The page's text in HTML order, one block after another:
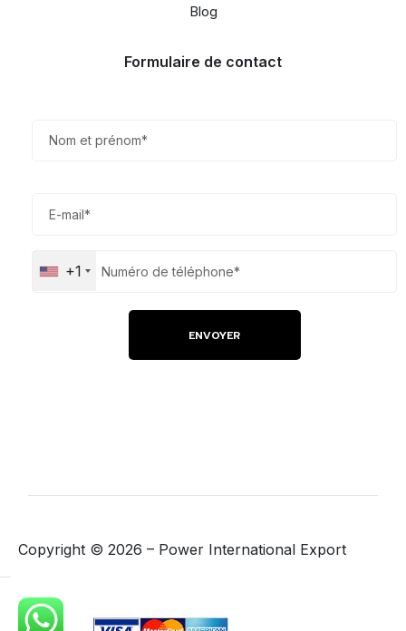
Blog
Formulaire de contact
+1
Copyright © 2026 – Power International Export